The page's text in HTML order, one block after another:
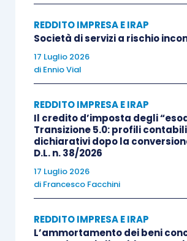
sostenuti un congruomark up
Fra questi servizi forniti
ne era uno rivolto a favore di
impresa non residente del Gruppo
svolgeva attività di pianificazione
business relativamente ad
commercializzati dal gruppo stesso.
somma dei costi
, diretti ed
REDDITO IMPRESA E IRAP
Società di servizi a rischio
17 Luglio 2026
di Ennio Vial
REDDITO IMPRESA E IRAP
Il credito d’imposta degli
Transizione 5.0: profili
dichiarativi dopo la
D.L. n. 38/2026
17 Luglio 2026
di Francesco Facchini
REDDITO IMPRESA E IRAP
L’ammortamento dei beni